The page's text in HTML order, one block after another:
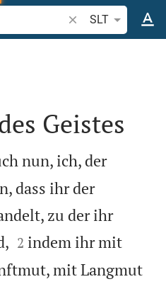
Bibelstelle oder
SLT
Geistes
nun, ich, der
dass ihr der
zu der ihr


2 indem ihr mit
mit Langmut